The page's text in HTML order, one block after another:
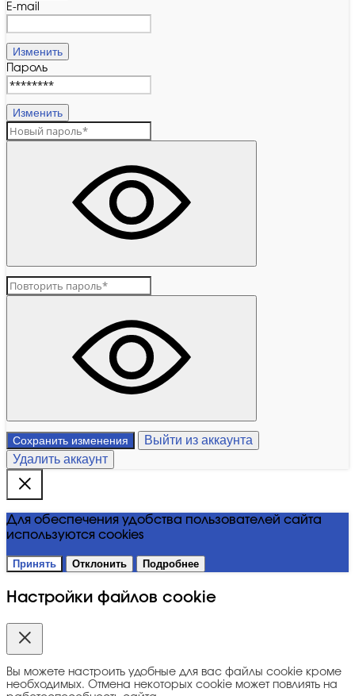
E-mail
Изменить
Пароль
Изменить
Сохранить изменения
Выйти из аккаунта
Удалить аккаунт
Для обеспечения удобства пользователей сайта
используются cookies
Принять Отклонить Подробнее
Настройки файлов cookie
Вы можете настроить удобные для вас файлы cookie кроме
необходимых. Отмена некоторых cookie может повлиять на